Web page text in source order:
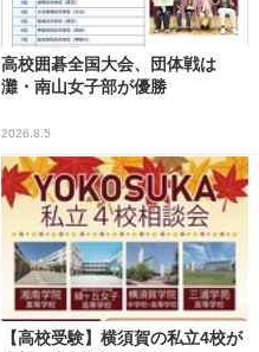
高校囲碁全国大会、団体戦は
灘・南山女子部が優勝
2026.8.5
【高校受験】横須賀の私立4校が